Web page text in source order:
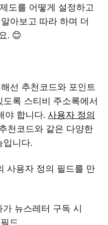
도를 어떻게 설정하고
아보고 따라 하며 더
. 😊
선 추천코드와 포인트
록 스티비 주소록에서
야 합니다. 사용자 정의
천코드와 같은 다양한
입니다.
사용자 정의 필드를 만
뉴스레터 구독 시